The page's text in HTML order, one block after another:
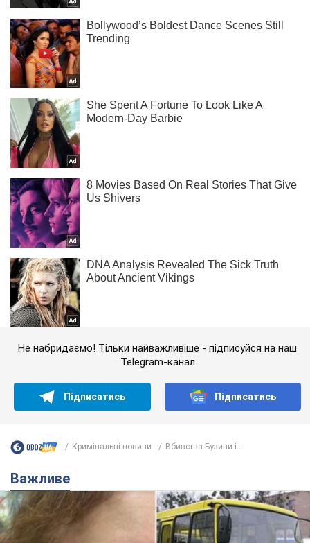
Не набридаємо! Тільки найважливіше - підписуйся на наш
Telegram-канал
Підписатись Підписатись
Кримінальні новини Вбивства Бузини і...
Важливе